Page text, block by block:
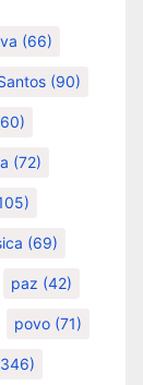
(66)
(90)
(72)
(69)
paz (42)
povo (71)